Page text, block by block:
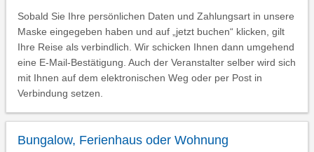
Sobald Sie Ihre persönlichen Daten und Zahlungsart in unsere
Maske eingegeben haben und auf „jetzt buchen“ klicken, gilt
Ihre Reise als verbindlich. Wir schicken Ihnen dann umgehend
eine E-Mail-Bestätigung. Auch der Veranstalter selber wird sich
mit Ihnen auf dem elektronischen Weg oder per Post in
Verbindung setzen.
Bungalow, Ferienhaus oder Wohnung